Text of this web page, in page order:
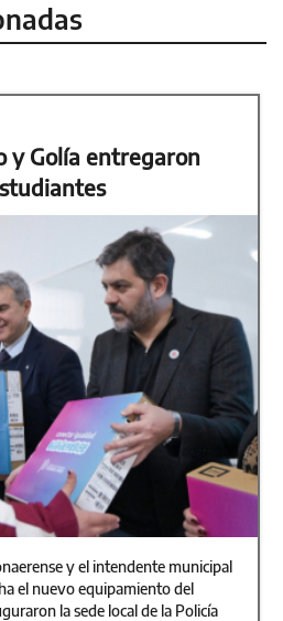
y Golía entregaron
y el intendente municipal
el nuevo equipamiento del
la sede local de la Policía